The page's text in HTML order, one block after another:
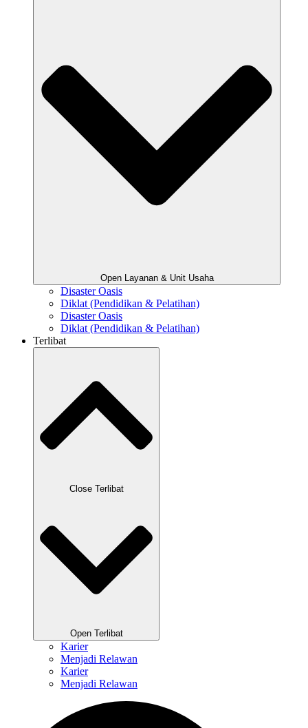
Open Layanan & Unit Usaha
Disaster Oasis
Diklat (Pendidikan & Pelatihan)
Disaster Oasis
Diklat (Pendidikan & Pelatihan)
Terlibat
Close Terlibat
Open Terlibat
Karier
Menjadi Relawan
Karier
Menjadi Relawan